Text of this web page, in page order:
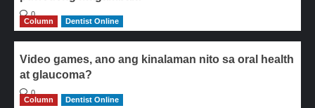
0
Column
Dentist Online
Video games, ano ang kinalaman nito sa oral health
at glaucoma?
0
Column
Dentist Online